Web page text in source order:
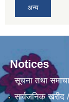
अन्य
Notices
सूचना तथा
सार्वजनिक खरीद